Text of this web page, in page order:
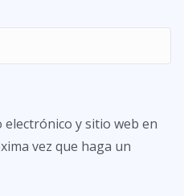
y sitio web en
vez que haga un